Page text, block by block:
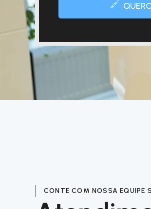
CONTE COM NOSSA EQUIPE